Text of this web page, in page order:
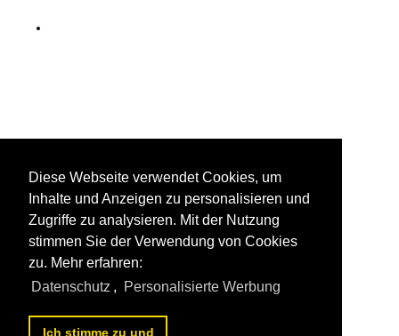
Diese Webseite verwendet Cookies, um
Inhalte und Anzeigen zu personalisieren und
Zugriffe zu analysieren. Mit der Nutzung
stimmen Sie der Verwendung von Cookies
zu. Mehr erfahren:
Datenschutz , Personalisierte Werbung
Ich stimme zu und